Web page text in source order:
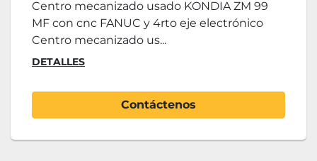
Centro mecanizado usado KONDIA ZM 99
MF con cnc FANUC y 4rto eje electrónico
Centro mecanizado us...
DETALLES
Contáctenos